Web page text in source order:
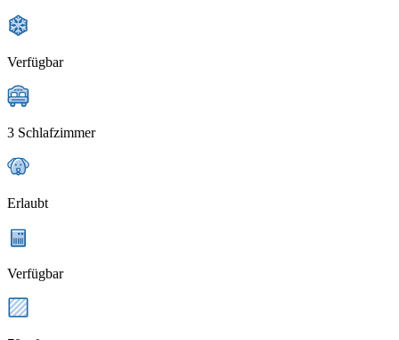
Verfügbar
3 Schlafzimmer
Erlaubt
Verfügbar